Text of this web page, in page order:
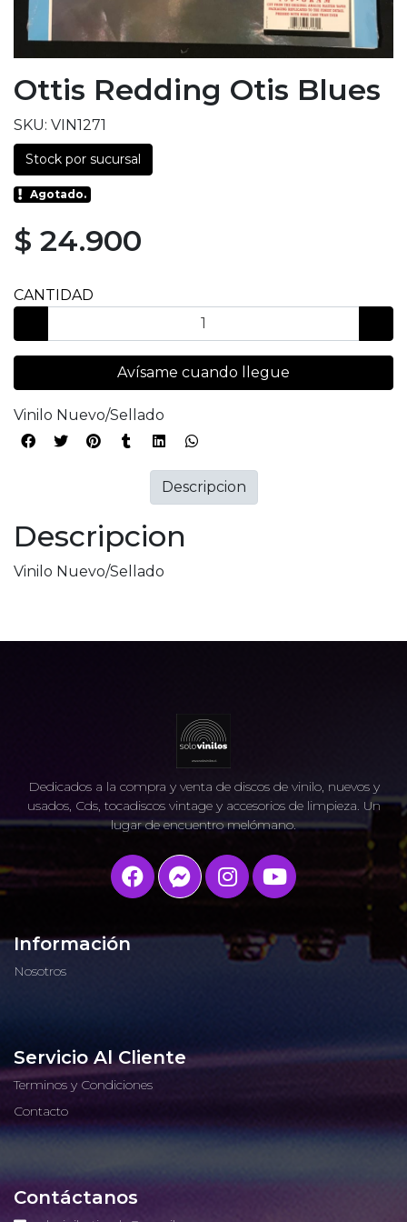
Ottis Redding Otis Blues
SKU: VIN1271
Stock por sucursal
Agotado.
$ 24.900
CANTIDAD
Avísame cuando llegue
Vinilo Nuevo/Sellado
Descripcion
Vinilo Nuevo/Sellado
Descripcion
Dedicados a la compra y venta de discos de vinilo, nuevos y
usados, Cds, tocadiscos vintage y accesorios de limpieza. Un
lugar de encuentro melómano.
Información
Nosotros
Servicio Al Cliente
Terminos y Condiciones
Contacto
Contáctanos